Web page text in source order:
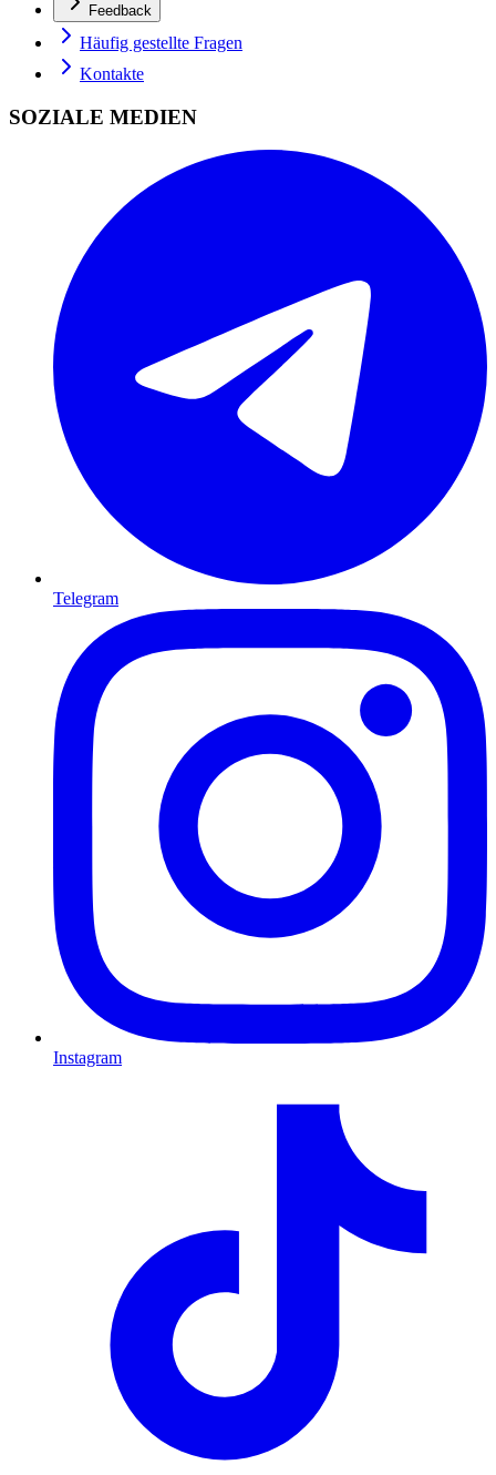
Feedback
Häufig gestellte Fragen
Kontakte
SOZIALE MEDIEN
Telegram
Instagram